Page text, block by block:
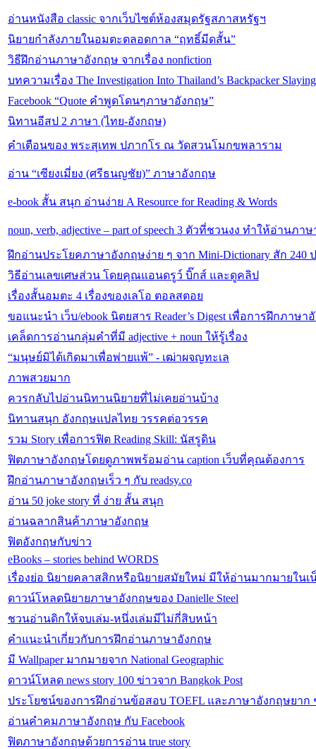
อ่านหนังสือ classic จากเว็บไซต์ห้องสมุดรัฐสภาสหรัฐฯ
นิยายกำลังภายในอมตะตลอดกาล “ฤทธิ์มีดสั้น”
วิธีฝึกอ่านภาษาอังกฤษ จากเรื่อง nonfiction
บทความเรื่อง The Investigation Into Thailand’s Backpacker
Facebook “Quote คําพูดโดนๆภาษาอังกฤษ”
นิทานอีสป 2 ภาษา (ไทย-อังกฤษ)
คำเตือนของ พระสุเทพ ปภากโร ณ วัดสวนโมกขพลาราม
อ่าน “เซียงเมี่ยง (ศรีธนญชัย)” ภาษาอังกฤษ
e-book สั้น สนุก อ่านง่าย A Resource for Reading & Words
noun, verb, adjective – part of speech 3 ตัวที่ชวนงง ทำให้อ่านภ
ฝึกอ่านประโยคภาษาอังกฤษง่าย ๆ จาก Mini-Dictionary สัก 240
วิธีอ่านเลขเศษส่วน โดยคุณแอนดรูว์ บิ๊กส์ และดูคลิป
เรื่องสั้นอมตะ 4 เรื่องของเลโอ ตอลสตอย
ขอแนะนำ เว็บ/ebook นิตยสาร Reader’s Digest เพื่อการฝึกภาษา
เคล็ดการอ่านกลุ่มคำที่มี adjective + noun ให้รู้เรื่อง
“มนุษย์มิได้เกิดมาเพื่อพ่ายแพ้” - เฒ่าผจญทะเล
ภาพสวยมาก
ควรกลับไปอ่านนิทานนิยายที่ไม่เคยอ่านบ้าง
นิทานสนุก อังกฤษแปลไทย วรรคต่อวรรค
รวม Story เพื่อการฟิต Reading Skill: นัสรูดิน
ฟิตภาษาอังกฤษโดยดูภาพพร้อมอ่าน caption เว็บที่คุณต้องการ
ฝึกอ่านภาษาอังกฤษเร็ว ๆ กับ readsy.co
อ่าน 50 joke story ที่ ง่าย สั้น สนุก
อ่านฉลากสินค้าภาษาอังกฤษ
ฟิตอังกฤษกับข่าว
eBooks – stories behind WORDS
เรื่องย่อ นิยายคลาสสิกหรือนิยายสมัยใหม่ มีให้อ่านมากมายในเ
ดาวน์โหลดนิยายภาษาอังกฤษของ Danielle Steel
ชวนอ่านดิกให้จบเล่ม-หนึ่งเล่มมีไม่กี่สิบหน้า
คำแนะนำเกี่ยวกับการฝึกอ่านภาษาอังกฤษ
มี Wallpaper มากมายจาก National Geographic
ดาวน์โหลด news story 100 ข่าวจาก Bangkok Post
ประโยชน์ของการฝึกอ่านข้อสอบ TOEFL และภาษาอังกฤษยาก
อ่านคำคมภาษาอังกฤษ กับ Facebook
ฟิตภาษาอังกฤษด้วยการอ่าน true story